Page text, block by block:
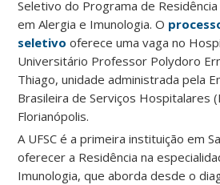
Seletivo do Programa de
em Alergia e Imunologia. O
seletivo oferece uma vaga no
Universitário Professor Polydoro
Thiago, unidade administrada pela
Brasileira de Serviços Hospitalares
Florianópolis.
A UFSC é a primeira instituição em
oferecer a Residência na
Imunologia, que aborda desde o